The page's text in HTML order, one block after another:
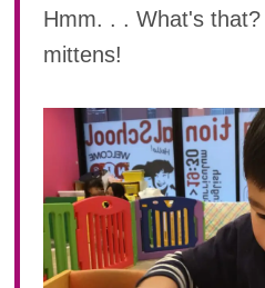
2023年 06月(22)
2023年 05月(20)
2023年 03月(22)
2023年 02月(19)
2023年 01月(19)
2022
2022年 12月(20)
2022年 11月(20)
Hmm. . . What's
mittens!